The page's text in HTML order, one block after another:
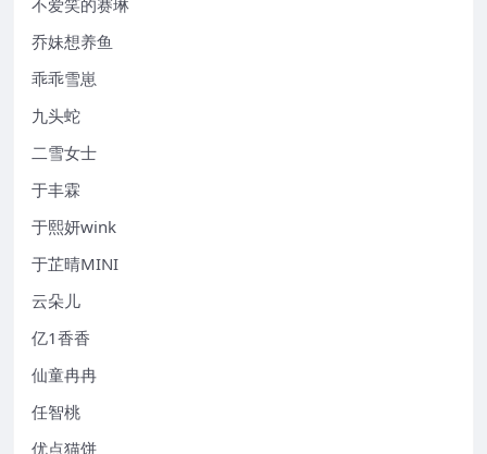
乔妹想养鱼
乖乖雪崽
九头蛇
二雪女士
于丰霖
于熙妍wink
于芷晴MINI
云朵儿
亿1香香
仙童冉冉
任智桃
优点猫饼